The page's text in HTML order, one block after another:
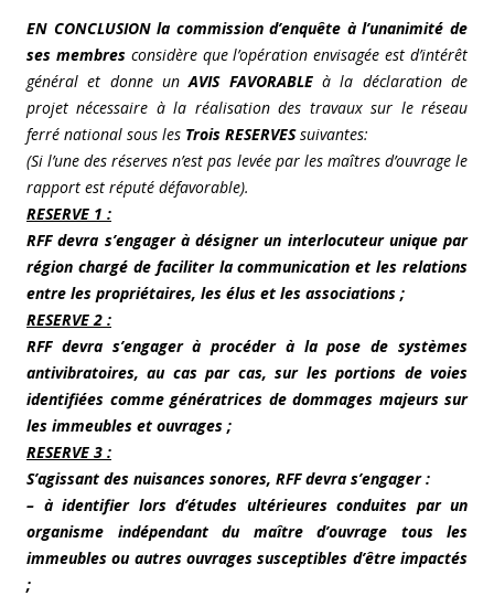
EN CONCLUSION la commission d’enquête à l’unanimité de
ses membresconsidère que l’opération envisagée est d’intérêt
général et donne unAVIS FAVORABLEà la déclaration de
projet nécessaire à la réalisation des travaux sur le réseau
ferré national sous les Trois RESERVESsuivantes:
(Si l’une des réserves n’est pas levée par les maîtres d’ouvrage le
rapport est réputé défavorable).
RESERVE 1 :
RFF devra s’engager à désigner un interlocuteur unique par
région chargé de faciliter la communication et les relations
entre les propriétaires, les élus et les associations ;
RESERVE 2 :
RFF devra s’engager à procéder à la pose de systèmes
antivibratoires, au cas par cas, sur les portions de voies
identifiées comme génératrices de dommages majeurs sur
les immeubles et ouvrages ;
RESERVE 3 :
S’agissant des nuisances sonores, RFF devra s’engager :
– à identifier lors d’études ultérieures conduites par un
organisme indépendant du maître d’ouvrage tous les
immeubles ou autres ouvrages susceptibles d’être impactés
;